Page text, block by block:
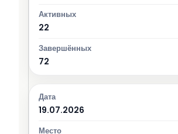
22
72
19.07.2026